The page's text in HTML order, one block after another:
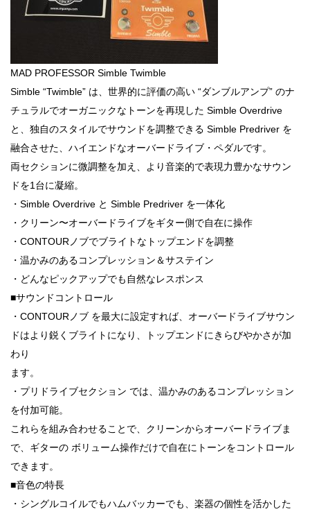
MAD PROFESSOR Simble Twimble
Simble “Twimble” は、世界的に評価の高い “ダンブルアンプ” のナ
チュラルでオーガニックなトーンを再現した Simble Overdrive
と、独自のスタイルでサウンドを調整できる Simble Predriver を
融合させた、ハイエンドなオーバードライブ・ペダルです。
両セクションに微調整を加え、より音楽的で表現力豊かなサウン
ドを1台に凝縮。
・Simble Overdrive と Simble Predriver を一体化
・クリーン〜オーバードライブをギター側で自在に操作
・CONTOURノブでブライトなトップエンドを調整
・温かみのあるコンプレッション＆サステイン
・どんなピックアップでも自然なレスポンス
■サウンドコントロール
・CONTOURノブ を最大に設定すれば、オーバードライブサウン
ドはより鋭くブライトになり、トップエンドにきらびやかさが加
わり
ます。
・プリドライブセクション では、温かみのあるコンプレッション
を付加可能。
これらを組み合わせることで、クリーンからオーバードライブま
で、ギターの ボリューム操作だけで自在にトーンをコントロール
できます。
■音色の特長
・シングルコイルでもハムバッカーでも、楽器の個性を活かした